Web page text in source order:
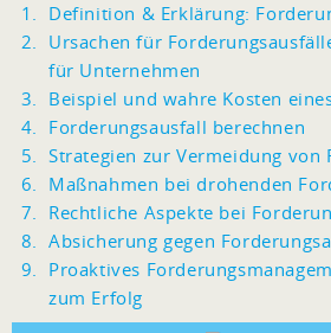
Definition & Erklärung:
Ursachen für
für Unternehmen
Beispiel und wahre Kosten
Forderungsausfall berechnen
Strategien zur Vermeidung von
Maßnahmen bei drohenden
Rechtliche Aspekte bei
Absicherung gegen
Proaktives
zum Erfolg